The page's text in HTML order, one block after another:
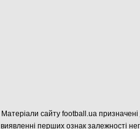
Матеріали сайту football.ua
виявленні перших ознак залежності